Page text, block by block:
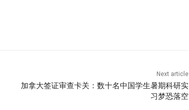
Next article
加拿大签证审查卡关：数十名中国学生暑期科研实
习梦恐落空